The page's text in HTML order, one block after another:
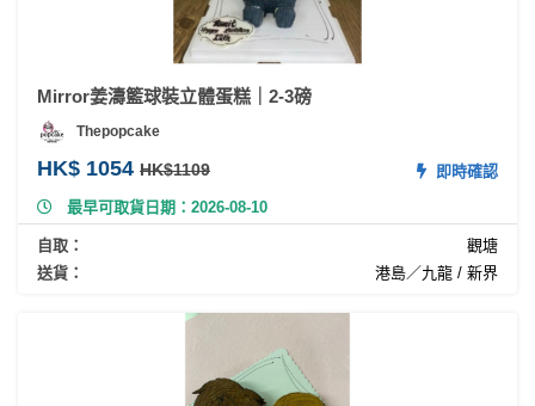
Mirror姜濤籃球裝立體蛋糕｜2-3磅
Thepopcake
HK$ 1054 HK$1109
即時確認
最早可取貨日期：2026-08-10
自取：
觀塘
送貨：
港島／九龍 / 新界